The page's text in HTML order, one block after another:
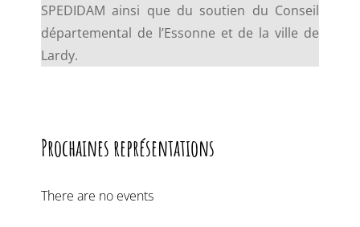
SPEDIDAM ainsi que du soutien du Conseil
départemental de l’Essonne et de la ville de
Lardy.
Prochaines représentations
There are no events